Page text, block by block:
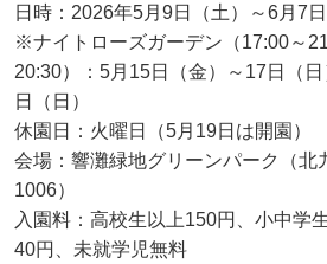
日時：2026年5月9日（土）～6月7
※ナイトローズガーデン（17:00～
20:30）：5月15日（金）～17日（
日（日）
休園日：火曜日（5月19日は開園）
会場：響灘緑地グリーンパーク（北
1006）
入園料：高校生以上150円、小中学
40円、未就学児無料